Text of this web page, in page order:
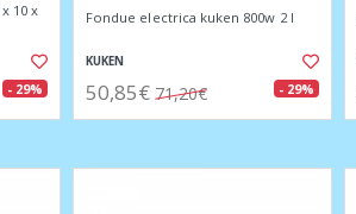
10 x
- 29%
Fondue electrica kuken 800w 2 l
KUKEN
50,85€ 71,20€ - 29%